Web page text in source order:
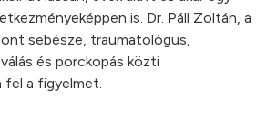
is. Dr. Páll Zoltán, a
sebésze, traumatológus,
és porckopás közti
fel a figyelmet.